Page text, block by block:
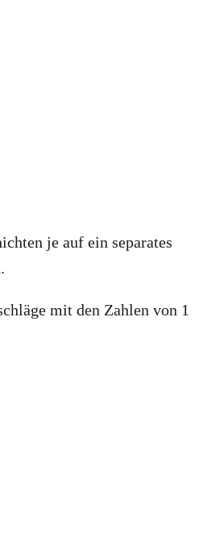
je auf ein separates
mit den Zahlen von 1